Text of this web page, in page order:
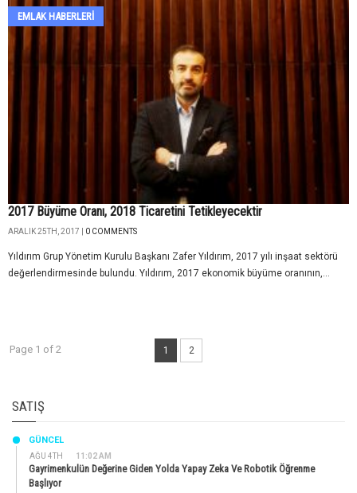
EMLAK HABERLERI
2017 Büyüme Oranı, 2018 Ticaretini Tetikleyecektir
ARALIK 25TH, 2017 | 0 COMMENTS
Yıldırım Grup Yönetim Kurulu Başkanı Zafer Yıldırım, 2017 yılı inşaat sektörü
değerlendirmesinde bulundu. Yıldırım, 2017 ekonomik büyüme oranının,...
Page 1 of 2 1 2
SATIŞ
AĞU 4TH 11:02 AM
GÜNCEL
Gayrimenkulün Değerine Giden Yolda Yapay Zeka Ve Robotik Öğrenme
Başlıyor